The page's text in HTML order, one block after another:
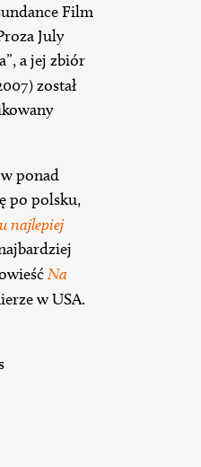
Film
July
a jej zbiór
został
ponad
po polsku,
najlepiej
Na
w USA.